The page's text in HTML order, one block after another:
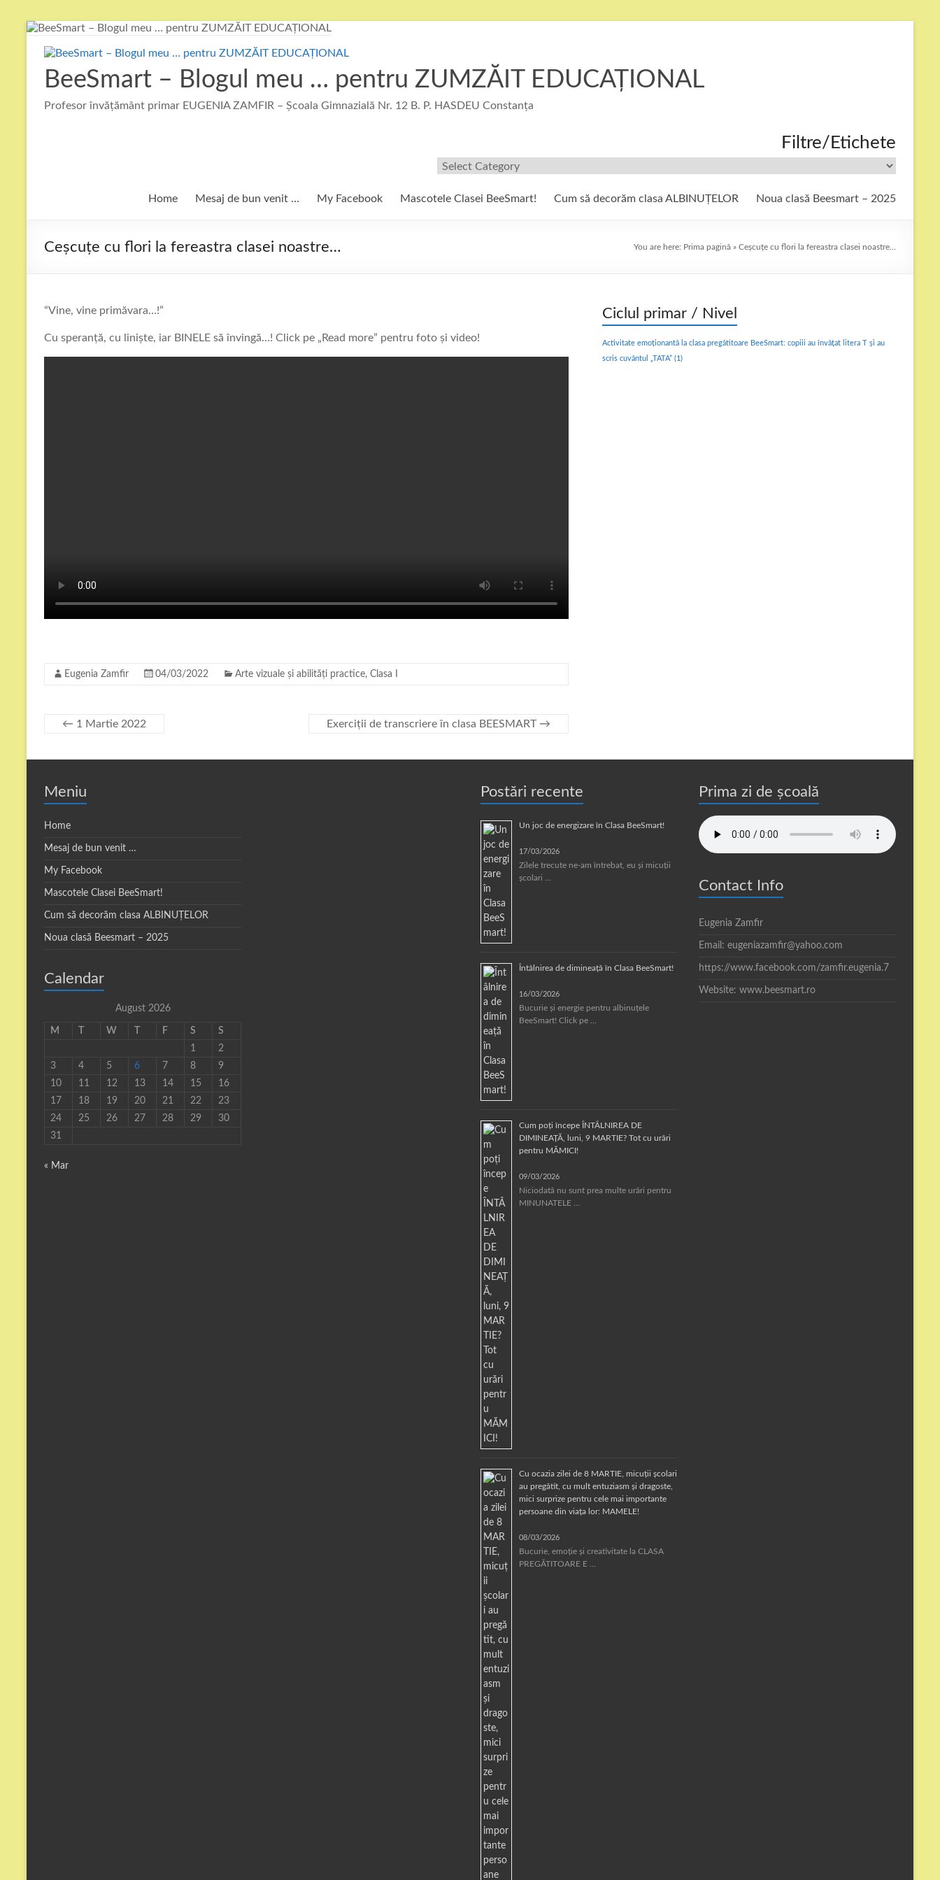
Skip
content
BeeSmart – Blogul meu … pentru ZUMZĂIT EDUCAȚIONAL
Profesor învățământ primar EUGENIA ZAMFIR – Școala Gimnazială Nr. 12 B. P. HASDEU Constanța
Filtre/Etichete
Filtre/Etichete
Home Mesaj de bun venit … My Facebook Mascotele Clasei BeeSmart! Cum să decorăm clasa ALBINUȚELOR Noua clasă Beesmart – 2025
Ceșcuțe cu flori la fereastra clasei noastre… You are here: Prima pagină » Ceșcuțe cu flori la fereastra clasei noastre…
“Vine, vine primăvara…!”
Cu speranță, cu liniște, iar BINELE să învingă…! Click pe „Read more” pentru foto și video!
Eugenia Zamfir 04/03/2022 Arte vizuale și abilități practice, Clasa I
← 1 Martie 2022 Exerciții de transcriere în clasa BEESMART →
Ciclul primar / Nivel
Activitate emoționantă la clasa pregătitoare BeeSmart: copiii au învățat litera T și au
scris cuvântul „TATA” (1)
Meniu
Home
Mesaj de bun venit …
My Facebook
Mascotele Clasei BeeSmart!
Cum să decorăm clasa ALBINUȚELOR
Noua clasă Beesmart – 2025
Calendar
August 2026
M W F S
S
1
2
3
4 5 6 7 8
9
10
11 12 13 14 15
16
17
18 19 20 21 22
23
24
25 26 27 28 29
30
31
« Mar
Postări recente
Un joc de energizare în Clasa BeeSmart!
17/03/2026
Zilele trecute ne-am întrebat, eu și micuții
școlari …
Întâlnirea de dimineață în Clasa BeeSmart!
16/03/2026
Bucurie și energie pentru albinuțele
BeeSmart! Click pe …
Cum poți începe ÎNTÂLNIREA DE
DIMINEAȚĂ, luni, 9 MARTIE? Tot cu urări
pentru MĂMICI!
09/03/2026
Niciodată nu sunt prea multe urări pentru
MINUNATELE …
Cu ocazia zilei de 8 MARTIE, micuții școlari
au pregătit, cu mult entuziasm și dragoste,
mici surprize pentru cele mai importante
persoane din viața lor: MAMELE!
08/03/2026
Bucurie, emoție și creativitate la CLASA
PREGĂTITOARE E …
Prima zi de școală
Contact Info
Eugenia Zamfir
Email: eugeniazamfir@yahoo.com
https://www.facebook.com/zamfir.eugenia.7
Website: www.beesmart.ro